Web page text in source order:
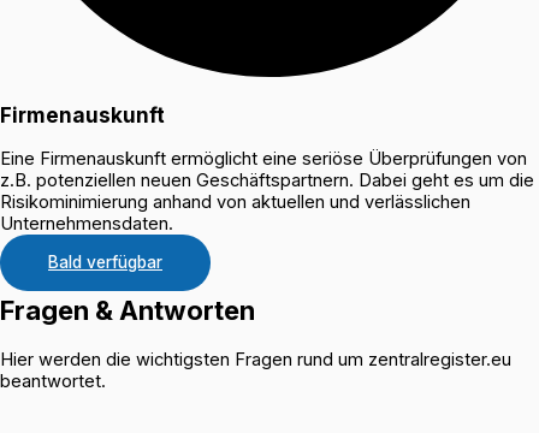
Firmenauskunft
Eine Firmenauskunft ermöglicht eine seriöse Überprüfungen von
z.B. potenziellen neuen Geschäftspartnern. Dabei geht es um die
Risikominimierung anhand von aktuellen und verlässlichen
Unternehmensdaten.
Bald verfügbar
Fragen & Antworten
Hier werden die wichtigsten Fragen rund um zentralregister.eu
beantwortet.